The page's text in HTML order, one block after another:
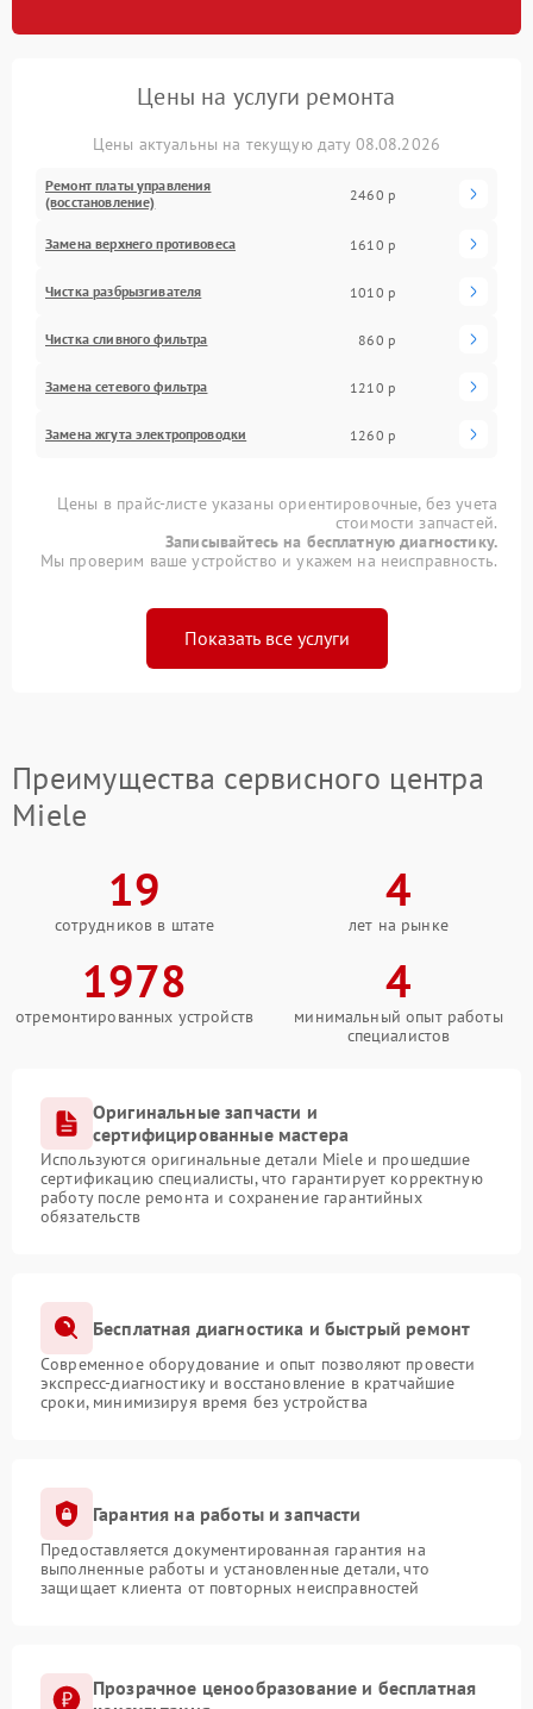
Цены на услуги ремонта
Цены актуальны на текущую дату 08.08.2026
Ремонт платы управления
(восстановление)
2460 р
Замена верхнего противовеса 1610 р
Чистка разбрызгивателя 1010 р
Чистка сливного фильтра 860 р
Замена сетевого фильтра 1210 р
Замена жгута электропроводки 1260 р
Цены в прайс-листе указаны ориентировочные, без учета
стоимости запчастей.
Записывайтесь на бесплатную диагностику.
Мы проверим ваше устройство и укажем на неисправность.
Показать все услуги
Преимущества сервисного центра
Miele
19
сотрудников в штате
4
лет на рынке
1978
отремонтированных устройств
4
минимальный опыт работы
специалистов
Оригинальные запчасти и
сертифицированные мастера
Используются оригинальные детали Miele и прошедшие
сертификацию специалисты, что гарантирует корректную
работу после ремонта и сохранение гарантийных
обязательств
Бесплатная диагностика и быстрый ремонт
Современное оборудование и опыт позволяют провести
экспресс-диагностику и восстановление в кратчайшие
сроки, минимизируя время без устройства
Гарантия на работы и запчасти
Предоставляется документированная гарантия на
выполненные работы и установленные детали, что
защищает клиента от повторных неисправностей
Прозрачное ценообразование и бесплатная